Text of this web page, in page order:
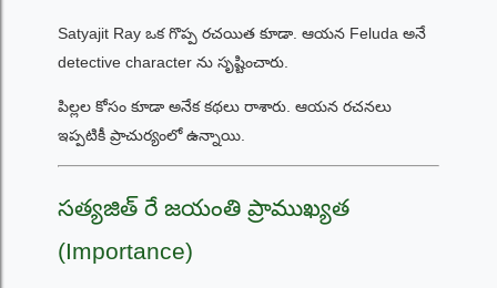
Satyajit Ray ఒక గొప్ప రచయిత కూడా. ఆయన Feluda అనే
detective character ను సృష్టించారు.
పిల్లల కోసం కూడా అనేక కథలు రాశారు. ఆయన రచనలు
ఇప్పటికీ ప్రాచుర్యంలో ఉన్నాయి.
సత్యజిత్ రే జయంతి ప్రాముఖ్యత
(Importance)